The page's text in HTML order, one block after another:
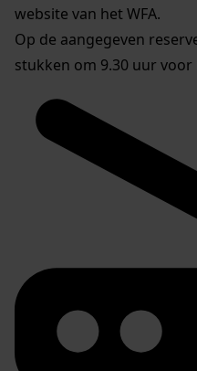
website van het WFA.
Op de aangegeven
stukken om 9.30 uur voor